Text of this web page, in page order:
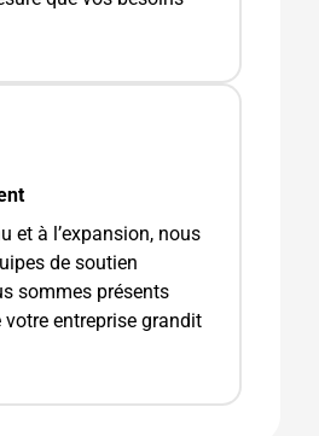
et à l’expansion, nous
de soutien
sommes présents
entreprise grandit